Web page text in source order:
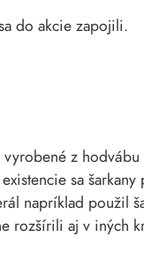
do akcie zapojili.
z hodvábu
sa
napríklad použil
rozšírili aj v iných